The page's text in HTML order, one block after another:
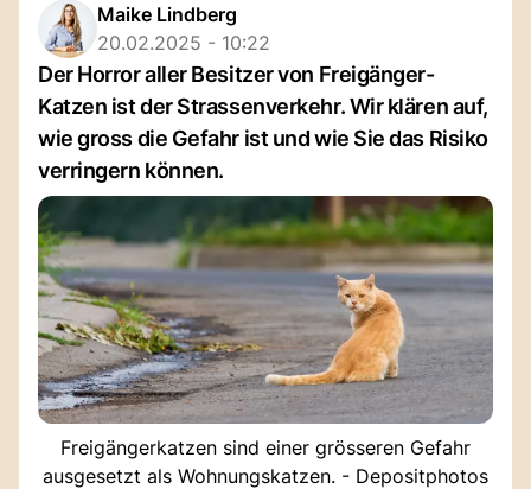
Maike Lindberg
20.02.2025 - 10:22
Der Horror aller Besitzer von Freigänger-
Katzen ist der Strassenverkehr. Wir klären auf,
wie gross die Gefahr ist und wie Sie das Risiko
verringern können.
Freigängerkatzen sind einer grösseren Gefahr
ausgesetzt als Wohnungskatzen. - Depositphotos